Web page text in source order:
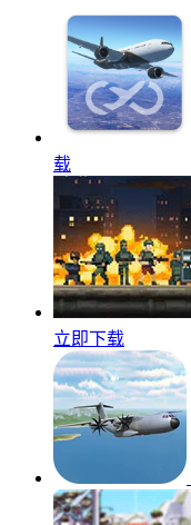
载
立即下载